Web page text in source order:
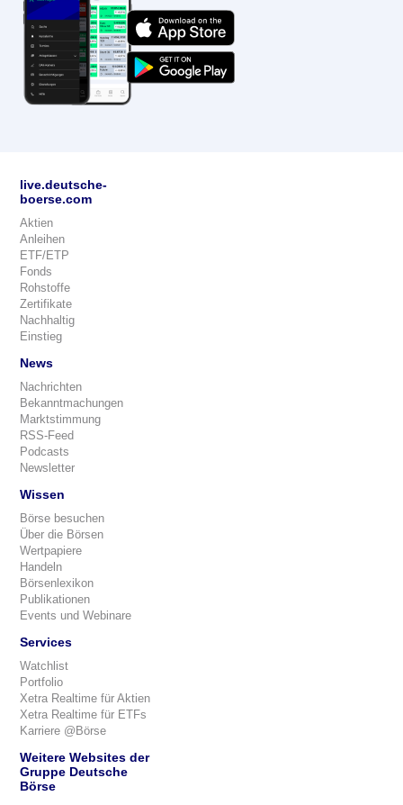
live.deutsche-
boerse.com
Aktien
Anleihen
ETF/ETP
Fonds
Rohstoffe
Zertifikate
Nachhaltig
Einstieg
News
Nachrichten
Bekanntmachungen
Marktstimmung
RSS-Feed
Podcasts
Newsletter
Wissen
Börse besuchen
Über die Börsen
Wertpapiere
Handeln
Börsenlexikon
Publikationen
Events und Webinare
Services
Watchlist
Portfolio
Xetra Realtime für Aktien
Xetra Realtime für ETFs
Karriere @Börse
Weitere Websites der
Gruppe Deutsche
Börse